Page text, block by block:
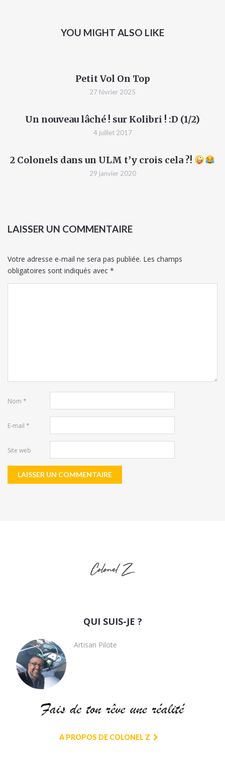
YOU MIGHT ALSO LIKE
Petit Vol On Top
27 février 2025
Un nouveau lâché ! sur Kolibri ! :D (1/2)
4 juillet 2017
2 Colonels dans un ULM t’y crois cela ?!
29 janvier 2020
LAISSER UN COMMENTAIRE
Votre adresse e-mail ne sera pas publiée. Les champs
obligatoires sont indiqués avec *
Nom *
E-mail *
Site web
QUI SUIS-JE ?
Artisan Pilote
A PROPOS DE COLONEL Z